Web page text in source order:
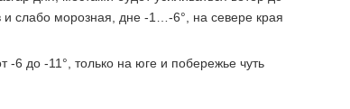
слабо морозная, дне -1…-6°, на севере края
-6 до -11°, только на юге и побережье чуть